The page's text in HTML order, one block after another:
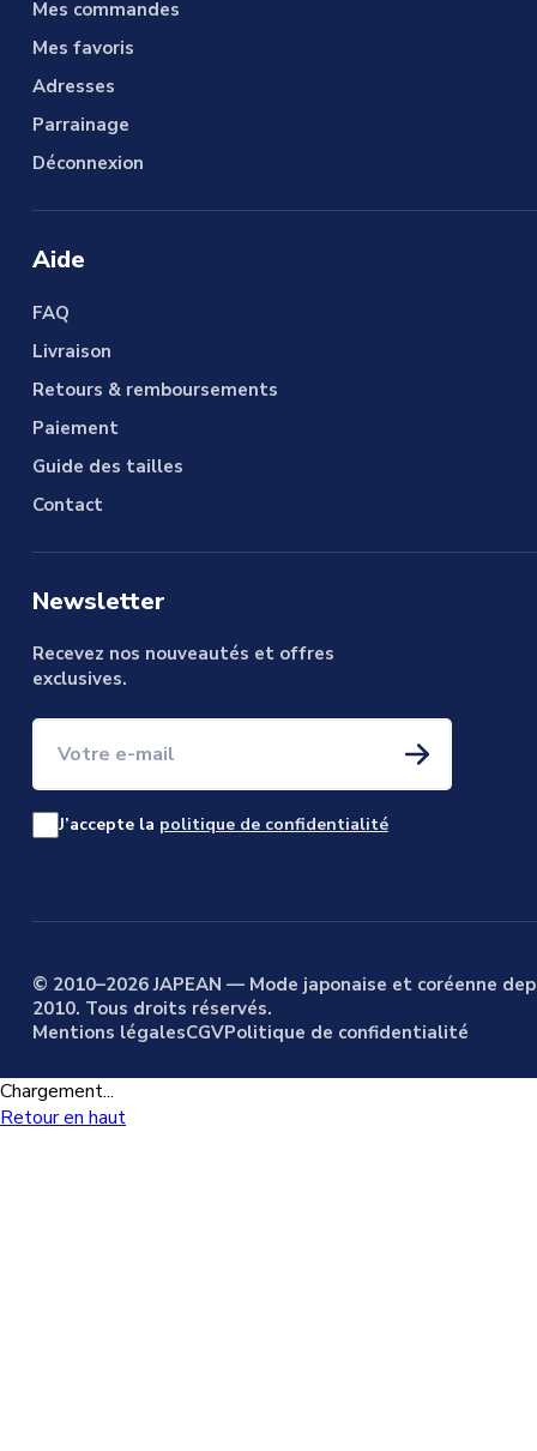
Mes commandes
Mes favoris
Adresses
Parrainage
Déconnexion
Aide
FAQ
Livraison
Retours & remboursements
Paiement
Guide des tailles
Contact
Newsletter
Recevez nos nouveautés et offres
exclusives.
J’accepte la politique de confidentialité
© 2010–2026 JAPEAN — Mode japonaise et coréenne
2010. Tous droits réservés.
Mentions légalesCGVPolitique de confidentialité
Chargement...
Retour en haut